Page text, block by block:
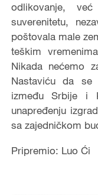
odlikovanje,
suverenitetu,
poštovala male
teškim
Nikada nećemo
Nastaviću da se
između Srbije i
unapređenju
sa zajedničkom
Pripremio: Luo Ći